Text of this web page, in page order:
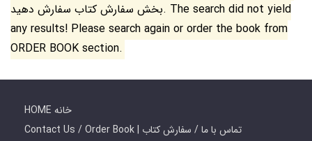
بخش سفارش کتاب سفارش دهید. The search did not yield
any results! Please search again or order the book from
ORDER BOOK section.
HOME خانه
Contact Us / Order Book | تماس با ما / سفارش کتاب